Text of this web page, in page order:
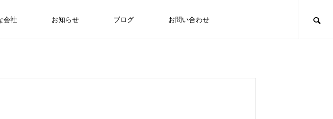
会社 お知らせ ブログ お問い合わせ